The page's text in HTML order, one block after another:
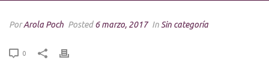
PorArola Poch Posted6 marzo, 2017 In Sin categoría
0